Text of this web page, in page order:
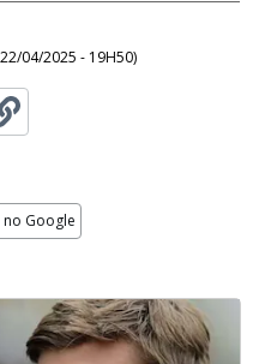
22/04/2025 - 19H50)
Google